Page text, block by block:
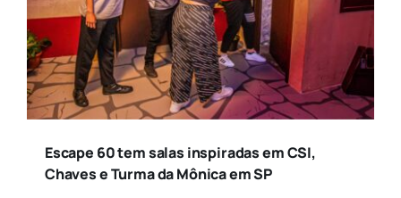
Escape 60 tem salas inspiradas em CSI,
Chaves e Turma da Mônica em SP